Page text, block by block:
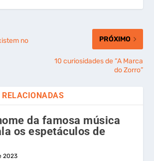
no
PRÓXIMO
10 curiosidades de “A Marca
do Zorro”
RELACIONADAS
da famosa música
os espetáculos de
2023